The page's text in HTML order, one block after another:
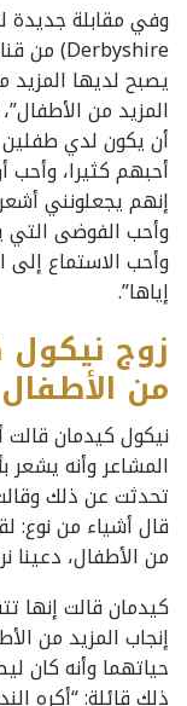
يصبح لديها المزيد
المزيد من
أن يكون لدي طفلين
أحبهم كثيرا،
إنهم يجعلونني
وأحب الفوضى
وأحب الاستماع إلى
إياها”.
زوج نيكول
من الأطفال
نيكول كيدمان
المشاعر وأنه يشعر
تحدثت عن ذلك
قال أشياء من نوع:
من الأطفال، دعينا
كيدمان قالت إنها
إنجاب المزيد من
حياتهما وأنه كان
ذلك قائلة: “أكره